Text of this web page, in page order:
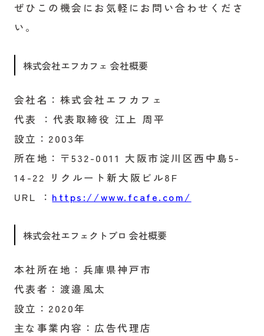
ぜひこの機会にお気軽にお問い合わせくださ
い。
株式会社エフカフェ 会社概要
会社名：株式会社エフカフェ
代表 ：代表取締役 江上 周平
設立：2003年
所在地：〒532-0011 大阪市淀川区西中島5-
14-22 リクルート新大阪ビル8F
URL ： https://www.fcafe.com/
株式会社エフェクトプロ 会社概要
本社所在地：兵庫県神戸市
代表者：渡邉風太
設立：2020年
主な事業内容：広告代理店